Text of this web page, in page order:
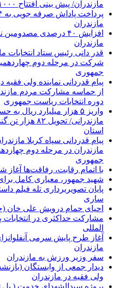
مازندران/ پیش بینی افتتاح ۱۰۰۰ آشپزخانه در استان
مازندران
افزایش ۴۰ درصدی
مازندران
قدر دانی رئیس ستاد انتخابات
شرکت در مرحله دوم
جمهوری
پیام قدردانی نماینده ولی فقیه
از حماسه مشارکت مردم
دوره انتخابات ریاست جمهوری
واریز ۵ هزار میلیارد
مازندرانی/
استان
پیام قدردانی سپاه کربلا
مازندران در مرحله دوم
جمهوری
با اتمام رقابت، رفاقت‌ها آغاز
شهید جمهور، معیاری کامل
پایان تصویربرداری تله فیلم
ساری
احیای حمام درویش علی خان
مشارکت حداکثری در
المللی
آغاز طرح پایش سرمی
مازندران
سفر وزیر ورزش به مازندران
دیدار جمعی از وابستگان
ولی فقیه در مازندران